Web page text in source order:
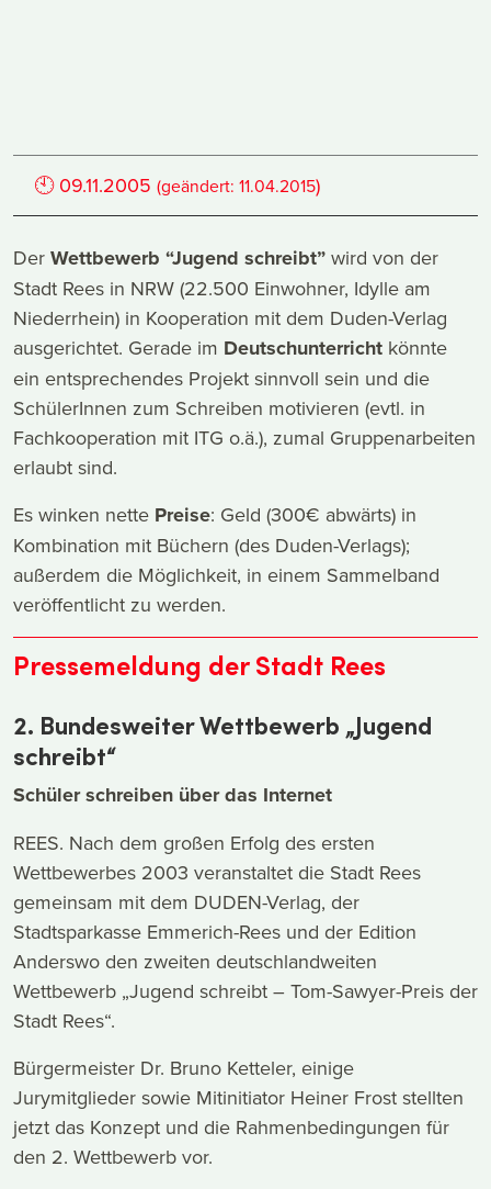
🕙 09.11.2005 (geändert:11.04.2015)
Der Wettbewerb “Jugend schreibt” wird von der
Stadt Rees in NRW (22.500 Einwohner, Idylle am
Niederrhein) in Kooperation mit dem Duden-Verlag
ausgerichtet. Gerade im Deutschunterricht könnte
ein entsprechendes Projekt sinnvoll sein und die
SchülerInnen zum Schreiben motivieren (evtl. in
Fachkooperation mit ITG o.ä.), zumal Gruppenarbeiten
erlaubt sind.
Es winken nette Preise: Geld (300€ abwärts) in
Kombination mit Büchern (des Duden-Verlags);
außerdem die Möglichkeit, in einem Sammelband
veröffentlicht zu werden.
Pressemeldung der Stadt Rees
2. Bundesweiter Wettbewerb „Jugend
schreibt“
Schüler schreiben über das Internet
REES. Nach dem großen Erfolg des ersten
Wettbewerbes 2003 veranstaltet die Stadt Rees
gemeinsam mit dem DUDEN-Verlag, der
Stadtsparkasse Emmerich-Rees und der Edition
Anderswo den zweiten deutschlandweiten
Wettbewerb „Jugend schreibt – Tom-Sawyer-Preis der
Stadt Rees“.
Bürgermeister Dr. Bruno Ketteler, einige
Jurymitglieder sowie Mitinitiator Heiner Frost stellten
jetzt das Konzept und die Rahmenbedingungen für
den 2. Wettbewerb vor.